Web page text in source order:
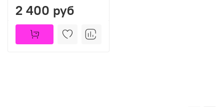
2 400 руб